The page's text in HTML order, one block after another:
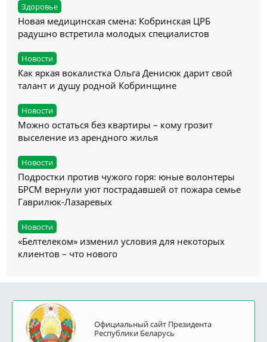
Здоровье
Новая медицинская смена: Кобринская ЦРБ
радушно встретила молодых специалистов
Новости
Как яркая вокалистка Ольга Денисюк дарит свой
талант и душу родной Кобринщине
Новости
Можно остаться без квартиры – кому грозит
выселение из арендного жилья
Новости
Подростки против чужого горя: юные волонтеры
БРСМ вернули уют пострадавшей от пожара семье
Гаврилюк-Лазаревых
Новости
«Белтелеком» изменил условия для некоторых
клиентов – что нового
Официальный сайт Президента
Республики Беларусь